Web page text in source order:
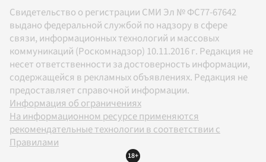
Свидетельство о регистрации СМИ Эл № ФС77-67642
выдано федеральной службой по надзору в сфере
связи, информационных технологий и массовых
коммуникаций (Роскомнадзор) 10.11.2016 г. Редакция не
несет ответственности за достоверность информации,
содержащейся в рекламных объявлениях. Редакция не
предоставляет справочной информации.
Информация об ограничениях
На информационном ресурсе применяются
рекомендательные технологии в соответствии с
Правилами
18+